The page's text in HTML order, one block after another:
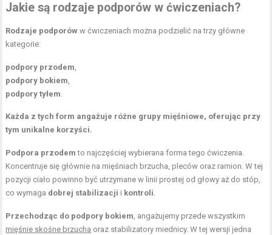
Jakie są rodzaje podporów w ćwiczeniach?
Rodzaje podporów w ćwiczeniach można podzielić na trzy główne
kategorie:
podpory przodem,
podpory bokiem,
podpory tyłem.
Każda z tych form angażuje różne grupy mięśniowe, oferując przy
tym unikalne korzyści.
Podpora przodem to najczęściej wybierana forma tego ćwiczenia.
Koncentruje się głównie na mięśniach brzucha, pleców oraz ramion. W tej
pozycji ciało powinno być utrzymane w linii prostej od głowy aż do stóp,
co wymaga dobrej stabilizacji i kontroli.
Przechodząc do podpory bokiem, angażujemy przede wszystkim
mięśnie skośne brzucha oraz stabilizatory miednicy. W tej wersji jedna